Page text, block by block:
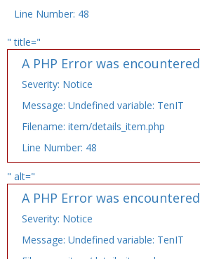
Line Number: 48
" title="
A PHP Error was encountered
Severity: Notice
Message: Undefined variable: TenIT
Filename: item/details_item.php
Line Number: 48
" alt="
A PHP Error was encountered
Severity: Notice
Message: Undefined variable: TenIT